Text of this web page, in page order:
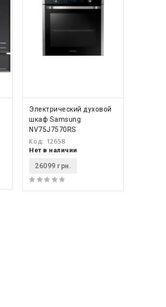
КУПИТЬ
Электрический духовой
шкаф Samsung
NV75J7570RS
Код: 12658
Нет в наличии
26099 грн.